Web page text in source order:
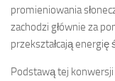
promieniowania
zachodzi głównie za
przekształcają
Podstawą tej